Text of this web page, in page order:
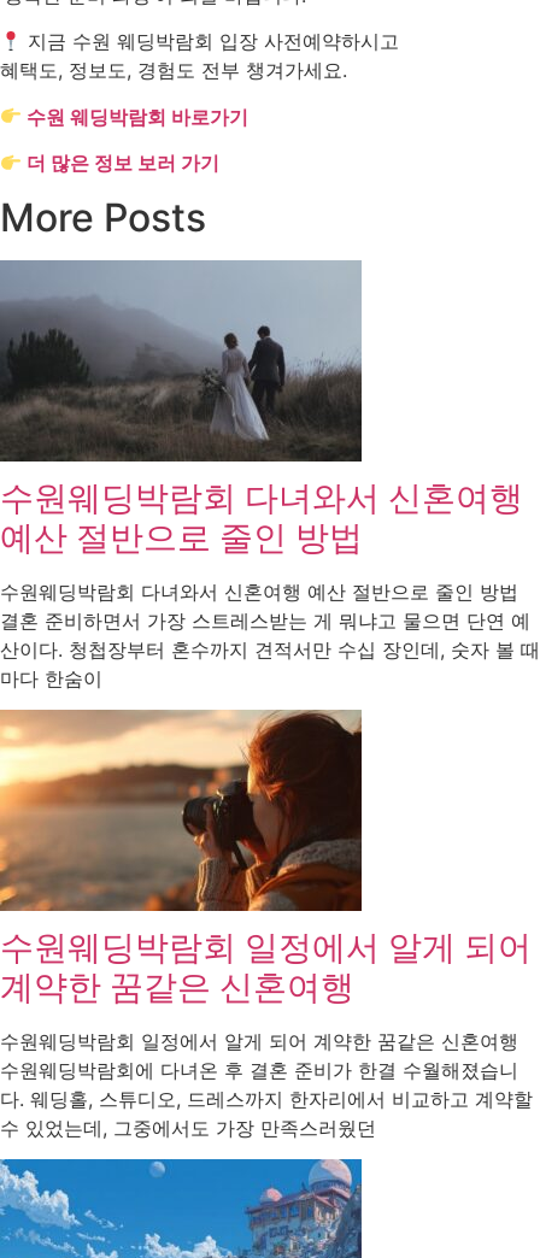
지금 수원 웨딩박람회 입장 사전예약하시고
혜택도, 정보도, 경험도 전부 챙겨가세요.
수원 웨딩박람회 바로가기
더 많은 정보 보러 가기
More Posts
수원웨딩박람회 다녀와서 신혼여행
예산 절반으로 줄인 방법
수원웨딩박람회 다녀와서 신혼여행 예산 절반으로 줄인 방법
결혼 준비하면서 가장 스트레스받는 게 뭐냐고 물으면 단연 예
산이다. 청첩장부터 혼수까지 견적서만 수십 장인데, 숫자 볼 때
마다 한숨이
수원웨딩박람회 일정에서 알게 되어
계약한 꿈같은 신혼여행
수원웨딩박람회 일정에서 알게 되어 계약한 꿈같은 신혼여행
수원웨딩박람회에 다녀온 후 결혼 준비가 한결 수월해졌습니
다. 웨딩홀, 스튜디오, 드레스까지 한자리에서 비교하고 계약할
수 있었는데, 그중에서도 가장 만족스러웠던